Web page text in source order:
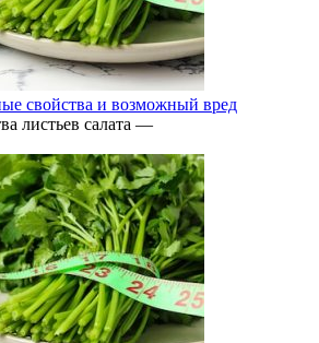
свойства и возможный вред
листьев салата —